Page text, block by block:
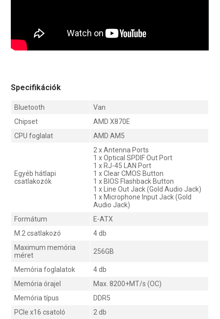
Specifikációk
Bluetooth
Van
Chipset
AMD X870E
CPU foglalat
AMD AM5
Egyéb hátlapi
csatlakozók
2 x Antenna Ports
1 x Optical SPDIF Out Port
1 x RJ-45 LAN Port
1 x Clear CMOS Button
1 x BIOS Flashback Button
1 x Line Out Jack (Gold Audio Jack)
1 x Microphone Input Jack (Gold
Audio Jack)
Formátum
E-ATX
M.2 csatlakozó
4 db
Maximum memória
méret
256GB
Memória foglalatok
4 db
Memória órajel
Max. 8200+MT/s (OC)
Memória típus
DDR5
PCIe x16 csatoló
2 db